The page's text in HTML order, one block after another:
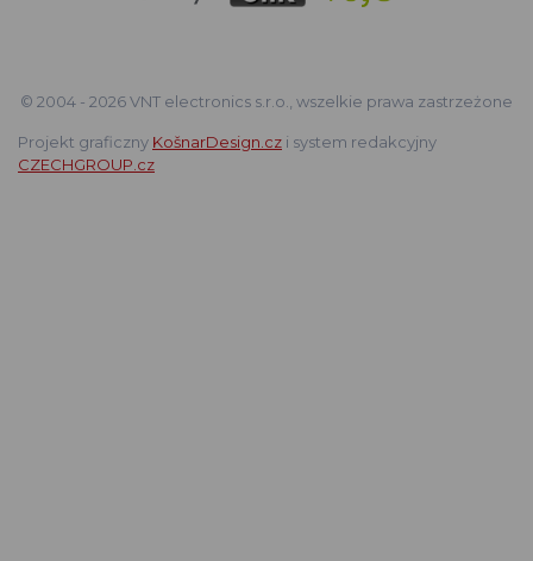
© 2004 - 2026 VNT electronics s.r.o., wszelkie prawa zastrzeżone
Projekt graficzny KošnarDesign.cz i system redakcyjny
CZECHGROUP.cz